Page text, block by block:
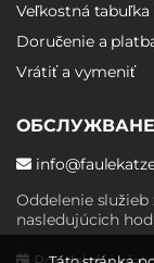
Veľkostná tabuľka
Doručenie a
Vrátiť a vymeniť
Oddelenie
nasledujúcich